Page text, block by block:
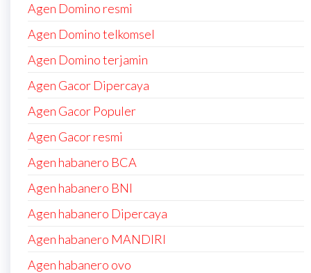
Agen Domino resmi
Agen Domino telkomsel
Agen Domino terjamin
Agen Gacor Dipercaya
Agen Gacor Populer
Agen Gacor resmi
Agen habanero BCA
Agen habanero BNI
Agen habanero Dipercaya
Agen habanero MANDIRI
Agen habanero ovo